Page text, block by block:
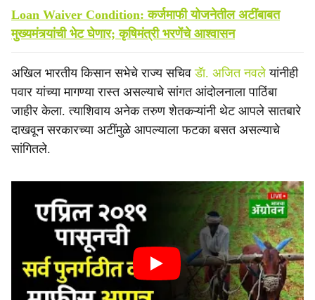
Loan Waiver Condition: कर्जमाफी योजनेतील अटींबाबत
मुख्यमंत्र्यांची भेट घेणार; कृषिमंत्री भरणेंचे आश्वासन
अखिल भारतीय किसान सभेचे राज्य सचिवडॅा. अजित नवले यांनीही
पवार यांच्या मागण्या रास्त असल्याचे सांगत आंदोलनाला पाठिंबा
जाहीर केला. त्याशिवाय अनेक तरुण शेतकऱ्यांनी थेट आपले सातबारे
दाखवून सरकारच्या अटींमुळे आपल्याला फटका बसत असल्याचे
सांगितले.